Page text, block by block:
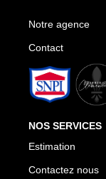
Notre agence
Contact
NOS SERVICES
Estimation
Contactez nous